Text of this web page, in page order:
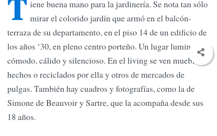
T iene buena mano para la jardinería. Se nota tan sólo
mirar el colorido jardín que armó en el balcón-
terraza de su departamento, en el piso 14 de un edificio de
los años ‘30, en pleno centro porteño. Un lugar luminoso,
cómodo, cálido y silencioso. En el living se ven muebles
hechos o reciclados por ella y otros de mercados de
pulgas. También hay cuadros y fotografías, como la de
Simone de Beauvoir y Sartre, que la acompaña desde sus
18 años.